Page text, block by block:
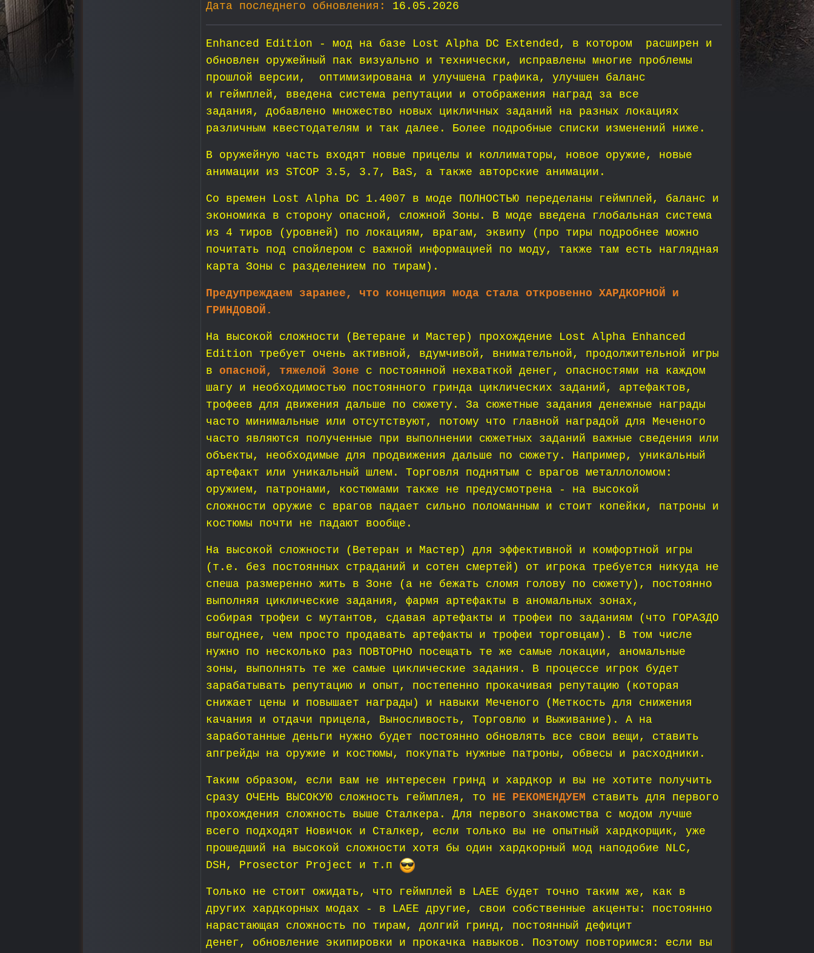
Дата последнего обновления: 16.05.2026
Enhanced Edition - мод на базе Lost Alpha DC Extended, в котором расширен и
обновлен оружейный пак визуально и технически, исправлены многие проблемы
прошлой версии, оптимизирована и улучшена графика, улучшен баланс
и геймплей, введена система репутации и отображения наград за все
задания, добавлено множество новых цикличных заданий на разных локациях
различным квестодателям и так далее. Более подробные списки изменений ниже.
В оружейную часть входят новые прицелы и коллиматоры, новое оружие, новые
анимации из STCOP 3.5, 3.7, BaS, а также авторские анимации.
Со времен Lost Alpha DC 1.4007 в моде ПОЛНОСТЬЮ переделаны геймплей, баланс и
экономика в сторону опасной, сложной Зоны. В моде введена глобальная система
из 4 тиров (уровней) по локациям, врагам, эквипу (про тиры подробнее можно
почитать под спойлером с важной информацией по моду, также там есть наглядная
карта Зоны с разделением по тирам).
Предупреждаем заранее, что концепция мода стала откровенно ХАРДКОРНОЙ и
ГРИНДОВОЙ.
На высокой сложности (Ветеране и Мастер) прохождение Lost Alpha Enhanced
Edition требует очень активной, вдумчивой, внимательной, продолжительной игры
в опасной, тяжелой Зоне с постоянной нехваткой денег, опасностями на каждом
шагу и необходимостью постоянного гринда циклических заданий, артефактов,
трофеев для движения дальше по сюжету. За сюжетные задания денежные награды
часто минимальные или отсутствуют, потому что главной наградой для Меченого
часто являются полученные при выполнении сюжетных заданий важные сведения или
объекты, необходимые для продвижения дальше по сюжету. Например, уникальный
артефакт или уникальный шлем. Торговля поднятым с врагов металлоломом:
оружием, патронами, костюмами также не предусмотрена - на высокой
сложности оружие с врагов падает сильно поломанным и стоит копейки, патроны и
костюмы почти не падают вообще.
На высокой сложности (Ветеран и Мастер) для эффективной и комфортной игры
(т.е. без постоянных страданий и сотен смертей) от игрока требуется никуда не
спеша размеренно жить в Зоне (а не бежать сломя голову по сюжету), постоянно
выполняя циклические задания, фармя артефакты в аномальных зонах,
собирая трофеи с мутантов, сдавая артефакты и трофеи по заданиям (что ГОРАЗДО
выгоднее, чем просто продавать артефакты и трофеи торговцам). В том числе
нужно по несколько раз ПОВТОРНО посещать те же самые локации, аномальные
зоны, выполнять те же самые циклические задания. В процессе игрок будет
зарабатывать репутацию и опыт, постепенно прокачивая репутацию (которая
снижает цены и повышает награды) и навыки Меченого (Меткость для снижения
качания и отдачи прицела, Выносливость, Торговлю и Выживание). А на
заработанные деньги нужно будет постоянно обновлять все свои вещи, ставить
апгрейды на оружие и костюмы, покупать нужные патроны, обвесы и расходники.
Таким образом, если вам не интересен гринд и хардкор и вы не хотите получить
сразу ОЧЕНЬ ВЫСОКУЮ сложность геймплея, то НЕ РЕКОМЕНДУЕМ ставить для первого
прохождения сложность выше Сталкера. Для первого знакомства с модом лучше
всего подходят Новичок и Сталкер, если только вы не опытный хардкорщик, уже
прошедший на высокой сложности хотя бы один хардкорный мод наподобие NLC,
DSH, Prosector Project и т.п
Только не стоит ожидать, что геймплей в LAEE будет точно таким же, как в
других хардкорных модах - в LAEE другие, свои собственные акценты: постоянно
нарастающая сложность по тирам, долгий гринд, постоянный дефицит
денег, обновление экипировки и прокачка навыков. Поэтому повторимся: если вы